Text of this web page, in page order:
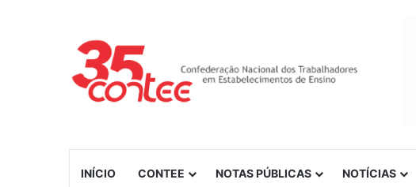
INÍCIO CONTEE NOTAS PÚBLICAS NOTÍCIAS